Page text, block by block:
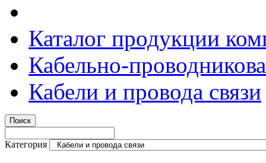
Каталог продукции
Кабельно-
Кабели и провода связи
Категория